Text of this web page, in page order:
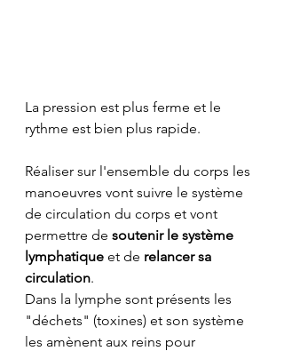
La pression est plus ferme et le
rythme est bien plus rapide.
Réaliser sur l'ensemble du corps les
manoeuvres vont suivre le système
de circulation du corps et vont
permettre de soutenir le système
lymphatique et de relancer sa
circulation.
Dans la lymphe sont présents les
"déchets" (toxines) et son système
les amènent aux reins pour